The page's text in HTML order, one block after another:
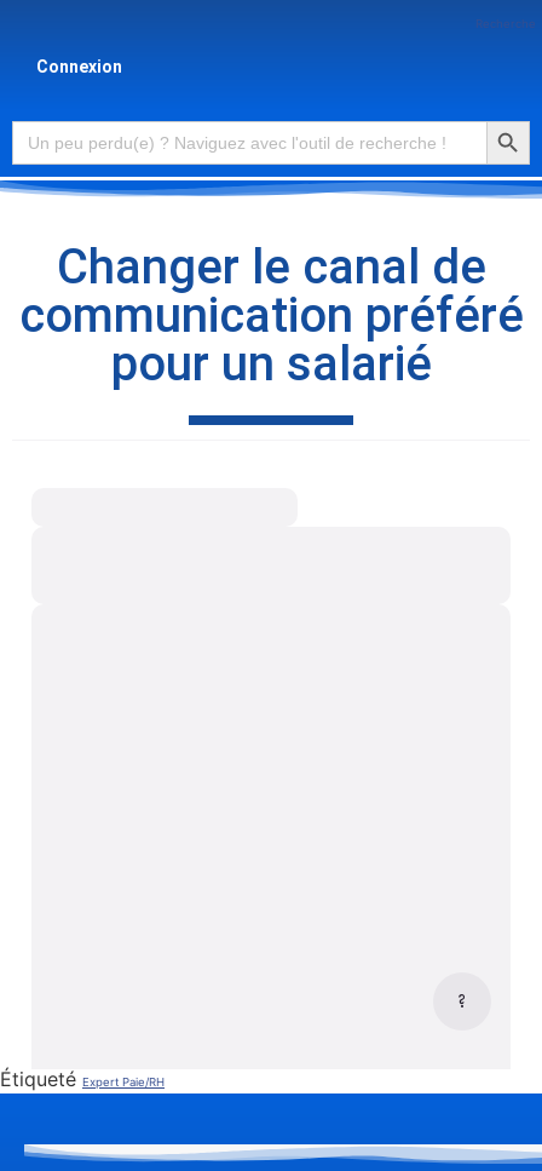
Recherche
Connexion
Search
for:
Changer le canal de
communication préféré
pour un salarié
Étiqueté Expert Paie/RH